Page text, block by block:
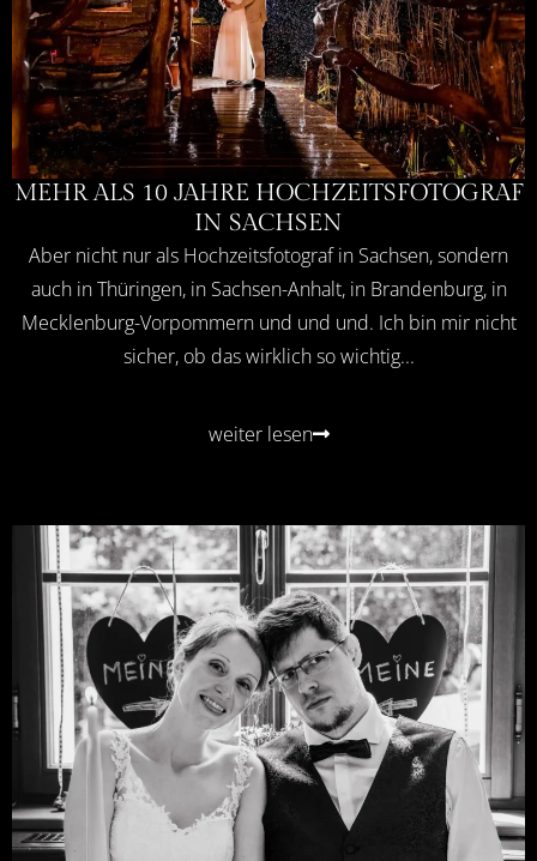
MEHR ALS 10 JAHRE HOCHZEITSFOTOGRAF
IN SACHSEN
Aber nicht nur als Hochzeitsfotograf in Sachsen, sondern
auch in Thüringen, in Sachsen-Anhalt, in Brandenburg, in
Mecklenburg-Vorpommern und und und. Ich bin mir nicht
sicher, ob das wirklich so wichtig...
weiter lesen